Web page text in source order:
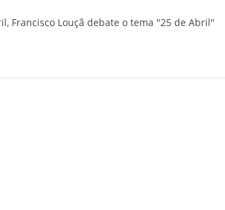
Francisco Louçã debate o tema "25 de Abril"